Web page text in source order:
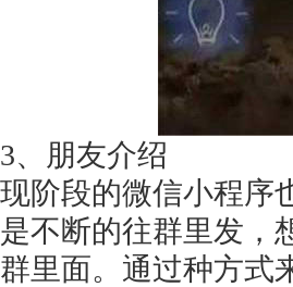
3、朋友介绍
现阶段的微信小程序
是不断的往群里发，
群里面。通过种方式
扫码添加[商务总监]沟通方案
扫码沟通